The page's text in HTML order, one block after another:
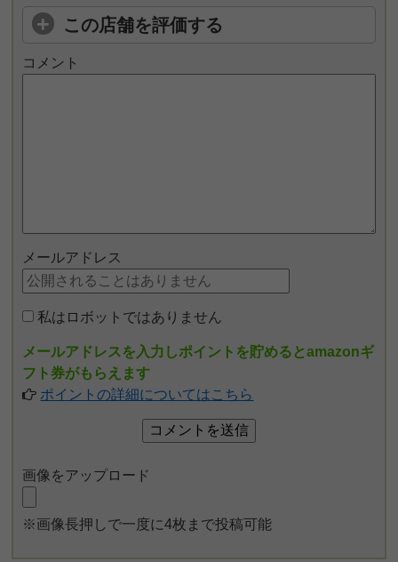
この店舗を評価する
コメント
メールアドレス
私はロボットではありません
メールアドレスを入力しポイントを貯めるとamazonギ
フト券がもらえます
ポイントの詳細についてはこちら
画像をアップロード
※画像長押しで一度に4枚まで投稿可能